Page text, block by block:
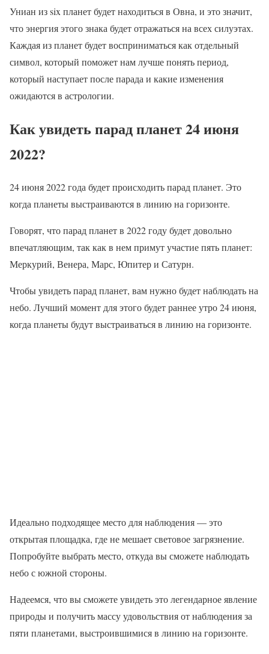
Униан из six планет будет находиться в Овна, и это значит,
что энергия этого знака будет отражаться на всех силуэтах.
Каждая из планет будет восприниматься как отдельный
символ, который поможет нам лучше понять период,
который наступает после парада и какие изменения
ожидаются в астрологии.
Как увидеть парад планет 24 июня
2022?
24 июня 2022 года будет происходить парад планет. Это
когда планеты выстраиваются в линию на горизонте.
Говорят, что парад планет в 2022 году будет довольно
впечатляющим, так как в нем примут участие пять планет:
Меркурий, Венера, Марс, Юпитер и Сатурн.
Чтобы увидеть парад планет, вам нужно будет наблюдать на
небо. Лучший момент для этого будет раннее утро 24 июня,
когда планеты будут выстраиваться в линию на горизонте.
Идеально подходящее место для наблюдения — это
открытая площадка, где не мешает световое загрязнение.
Попробуйте выбрать место, откуда вы сможете наблюдать
небо с южной стороны.
Надеемся, что вы сможете увидеть это легендарное явление
природы и получить массу удовольствия от наблюдения за
пяти планетами, выстроившимися в линию на горизонте.